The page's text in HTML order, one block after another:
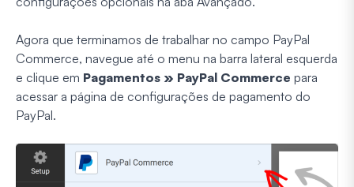
Agora que terminamos de trabalhar no campo PayPal
Commerce, navegue até o menu na barra lateral esquerda
e clique em Pagamentos » PayPal Commerce para
acessar a página de configurações de pagamento do
PayPal.